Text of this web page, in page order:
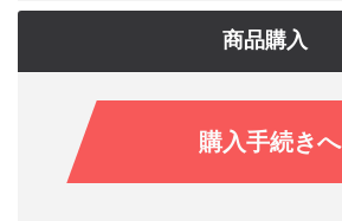
商品購入
購入手続きへ